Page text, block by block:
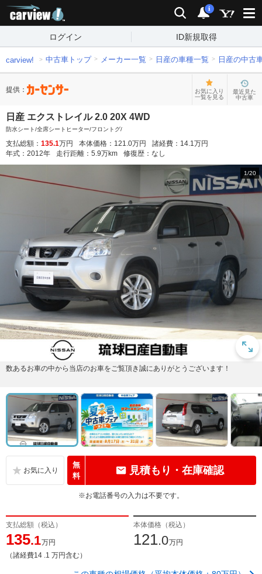
検索 通知
i
ログイン ID新規取得
carview! 中古車トップ メーカー一覧 日産の車種一覧 日産の中古
提供：
お気に入り
一覧を見る
最近見た
中古車
日産 エクストレイル 2.0 20X 4WD
防水シート/全席シートヒーター/フロントグ/
支払総額： 135.1万円 本体価格： 121.0万円 諸経費： 14.1万円
年式： 2012年 走行距離： 5.9万km 修復歴： なし
1/20
数あるお車の中から当店のお車をご覧頂き誠にありがとうございます！
無
料
見積もり・在庫確認
※お電話番号の入力は不要です。
支払総額（税込）
135.1万円
（諸経費14 .1 万円含む）
本体価格（税込）
121.0万円